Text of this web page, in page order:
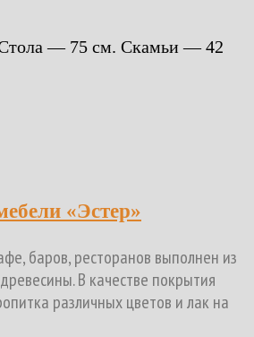
— 75 см. Скамьи — 42
«Эстер»
баров, ресторанов выполнен из
В качестве покрытия
различных цветов и лак на